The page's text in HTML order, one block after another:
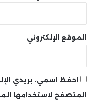
الموقع الإلكتروني
احفظ اسمي، بريدي
المتصفح لاستخدامها